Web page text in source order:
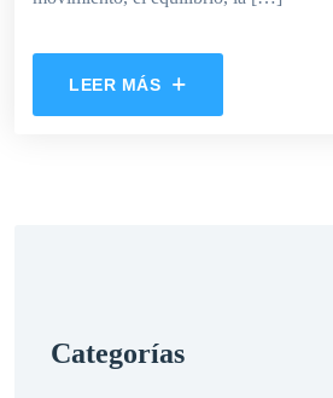
LEER MÁS
categorías